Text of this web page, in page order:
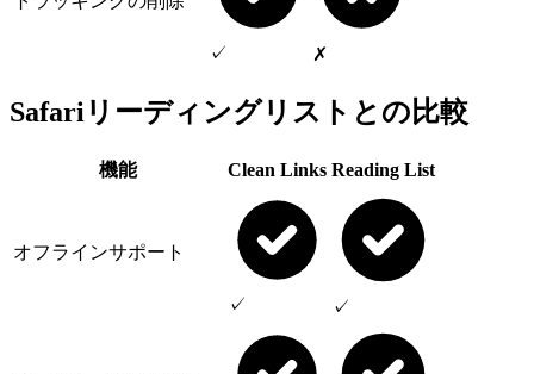
✓ ✗
Safariリーディングリストとの比較
機能 Clean Links Reading List
オフラインサポート
✓ ✓